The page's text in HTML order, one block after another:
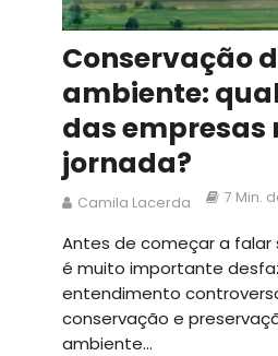
Conservação
ambiente:
das empresas
jornada?
Camila Lacerda 7 Min.
Antes de começar a
é muito importante
entendimento
conservação e
ambiente...